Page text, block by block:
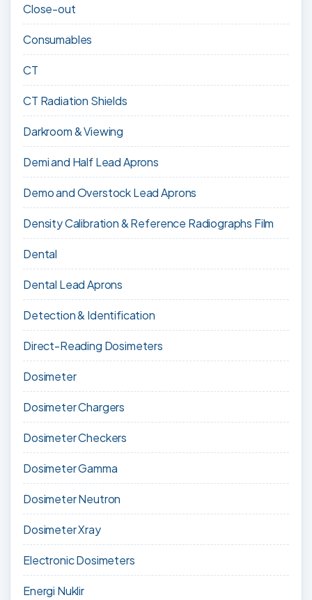
Close-out
Consumables
CT
CT Radiation Shields
Darkroom & Viewing
Demi and Half Lead Aprons
Demo and Overstock Lead Aprons
Density Calibration & Reference Radiographs Film
Dental
Dental Lead Aprons
Detection & Identification
Direct-Reading Dosimeters
Dosimeter
Dosimeter Chargers
Dosimeter Checkers
Dosimeter Gamma
Dosimeter Neutron
Dosimeter Xray
Electronic Dosimeters
Energi Nuklir